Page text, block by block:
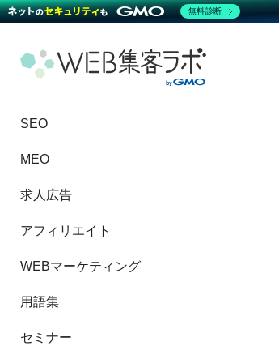
SEO
MEO
求人広告
アフィリエイト
WEBマーケティング
用語集
セミナー
無料診断